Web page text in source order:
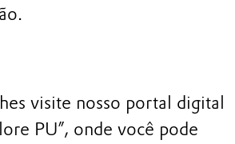
visite nosso portal digital
PU”, onde você pode